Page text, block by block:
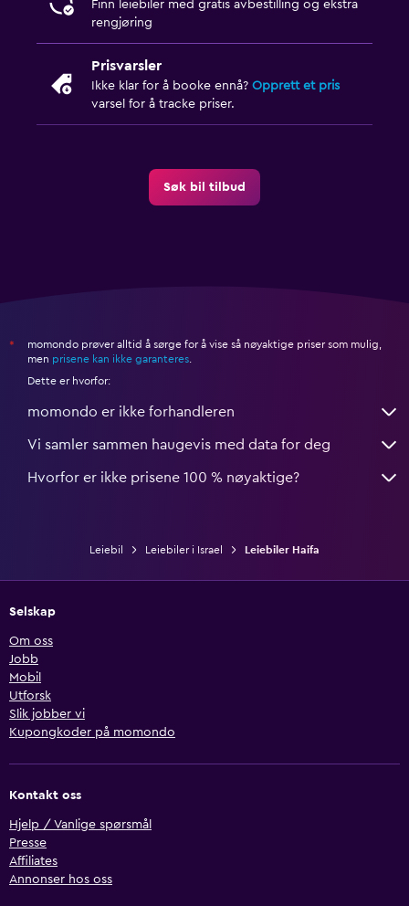
Finn leiebiler med gratis avbestilling og ekstra
rengjøring
Prisvarsler
Ikke klar for å booke ennå? Opprett et pris
varsel for å tracke priser.
Søk bil tilbud
*
momondo prøver alltid å sørge for å vise så nøyaktige priser som mulig,
men prisene kan ikke garanteres.
Dette er hvorfor:
momondo er ikke forhandleren
Vi samler sammen haugevis med data for deg
Hvorfor er ikke prisene 100 % nøyaktige?
Leiebil Leiebiler i Israel Leiebiler Haifa
Selskap
Om oss
Jobb
Mobil
Utforsk
Slik jobber vi
Kupongkoder på momondo
Kontakt oss
Hjelp / Vanlige spørsmål
Presse
Affiliates
Annonser hos oss